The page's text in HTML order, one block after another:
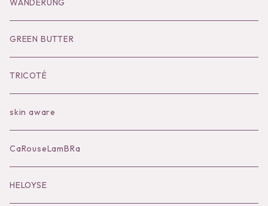
Socks
Shoes
Bilitis dix-sept ans
Inner
Outer
Bag
Accessories
Black series
Goods
Goods
WANDERUNG
GREEN BUTTER
TRICOTÉ
skin aware
CaRouseLamBRa
HELOYSE